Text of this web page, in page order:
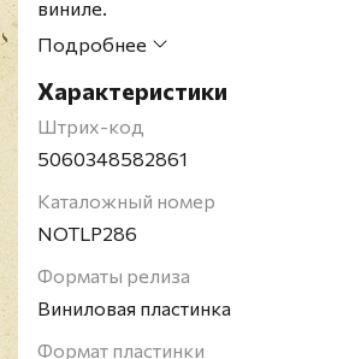
виниле.
Элла Джейн Фицджеральд -
джазовой музыки ("первая леди
леди песен"), обладательница
в три октавы, мастер скэта и
Грэмми; лауреат Национальной
(США, 1987), Президентской
(США, 1992), кавалер Ордена
литературы (Франция, 1990) и
Подробнее
Характеристики
Штрих-код
5060348582861
Каталожный номер
NOTLP286
Форматы релиза
Виниловая пластинка
Формат пластинки